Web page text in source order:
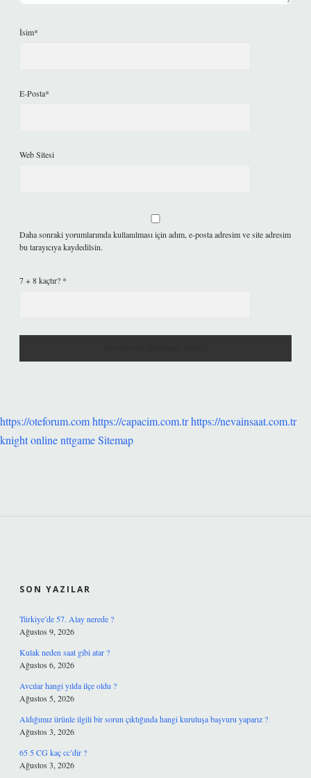
İsim*
E-Posta*
Web Sitesi
Daha sonraki yorumlarımda kullanılması için adım, e-posta adresim ve site adresim
bu tarayıcıya kaydedilsin.
7 + 8 kaçtır? *
https://oteforum.comhttps://capacim.com.trhttps://nevainsaat.com.tr
knight onlinenttgameSitemap
SON YAZILAR
Türkiye’de 57. Alay nerede ?
Ağustos 9, 2026
Kulak neden saat gibi atar ?
Ağustos 6, 2026
Avcılar hangi yılda ilçe oldu ?
Ağustos 5, 2026
Aldığımız ürünle ilgili bir sorun çıktığında hangi kuruluşa başvuru yaparız ?
Ağustos 3, 2026
65 5 CG kaç cc’dir ?
Ağustos 3, 2026